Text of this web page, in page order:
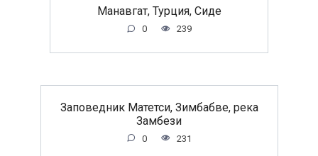
Манавгат, Турция, Сиде
0 239
Заповедник Матетси, Зимбабве, река
Замбези
0 231